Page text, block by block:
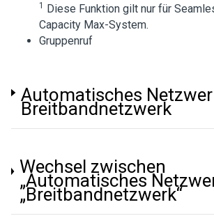
1 Diese Funktion gilt nur für
Capacity Max-System.
Gruppenruf
Automatisches
Breitbandnetzwerk
Wechsel zwischen
„Automatisches
„Breitbandnetzwerk“